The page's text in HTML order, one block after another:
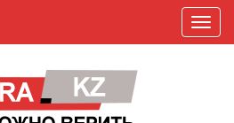
П
о